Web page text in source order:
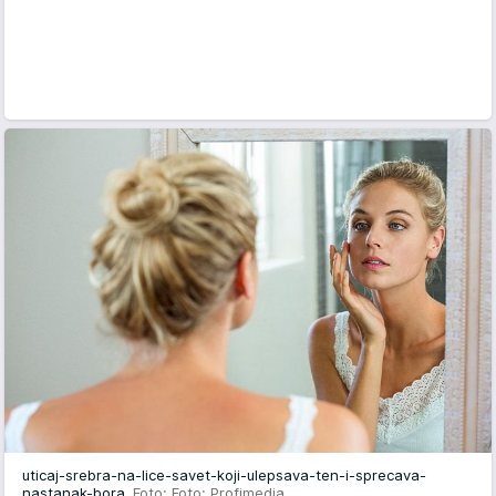
uticaj-srebra-na-lice-savet-koji-ulepsava-ten-i-sprecava-